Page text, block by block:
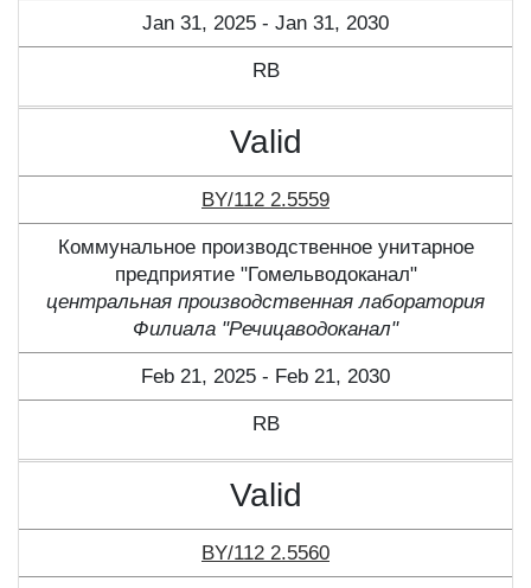
Jan 31, 2025 - Jan 31, 2030
RB
Valid
BY/112 2.5559
Коммунальное производственное унитарное
предприятие "Гомельводоканал"
центральная производственная лаборатория
Филиала "Речицаводоканал"
Feb 21, 2025 - Feb 21, 2030
RB
Valid
BY/112 2.5560